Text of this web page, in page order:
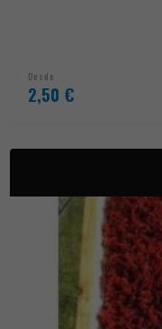
Desde
2,50 €